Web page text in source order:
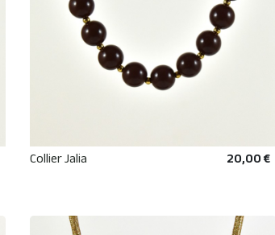
Collier Jalia 20,00 €